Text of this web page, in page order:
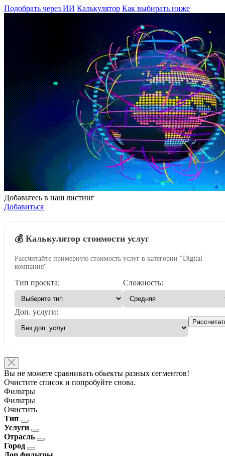
Подобрать через ИИ Калькулятор Как выбирать ниже
Добавьтесь в наш листинг
Добавиться
💰 Калькулятор стоимости услуг
Рассчитайте примерную стоимость услуг в категории "Digital
компания"
Тип проекта: Сложность:
Доп. услуги:
Вы не можете сравнивать обьекты разных сегментов!
Очистите список и попробуйте снова.
Фильтры
Фильтры
Очистить
Тип
Услуги
Отрасль
Город